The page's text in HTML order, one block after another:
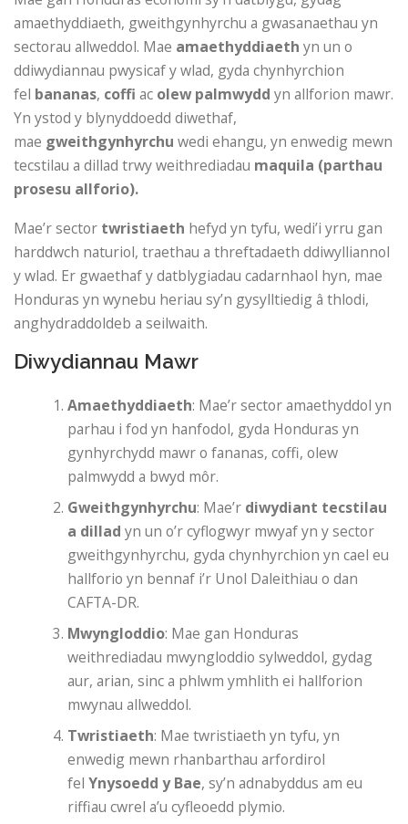
amaethyddiaeth, gweithgynhyrchu a gwasanaethau yn
sectorau allweddol. Mae amaethyddiaeth yn un o
ddiwydiannau pwysicaf y wlad, gyda chynhyrchion
fel bananas, coffi ac olew palmwydd yn allforion mawr.
Yn ystod y blynyddoedd diwethaf,
mae gweithgynhyrchu wedi ehangu, yn enwedig mewn
tecstilau a dillad trwy weithrediadau maquila (parthau
prosesu allforio).
Mae’r sector twristiaeth hefyd yn tyfu, wedi’i yrru gan
harddwch naturiol, traethau a threftadaeth ddiwylliannol
y wlad. Er gwaethaf y datblygiadau cadarnhaol hyn, mae
Honduras yn wynebu heriau sy’n gysylltiedig â thlodi,
anghydraddoldeb a seilwaith.
Diwydiannau Mawr
Amaethyddiaeth: Mae’r sector amaethyddol yn
parhau i fod yn hanfodol, gyda Honduras yn
gynhyrchydd mawr o fananas, coffi, olew
palmwydd a bwyd môr.
Gweithgynhyrchu: Mae’r diwydiant tecstilau
a dillad yn un o’r cyflogwyr mwyaf yn y sector
gweithgynhyrchu, gyda chynhyrchion yn cael eu
hallforio yn bennaf i’r Unol Daleithiau o dan
CAFTA-DR.
Mwyngloddio: Mae gan Honduras
weithrediadau mwyngloddio sylweddol, gydag
aur, arian, sinc a phlwm ymhlith ei hallforion
mwynau allweddol.
Twristiaeth: Mae twristiaeth yn tyfu, yn
enwedig mewn rhanbarthau arfordirol
felYnysoedd y Bae, sy’n adnabyddus am eu
riffiau cwrel a’u cyfleoedd plymio.